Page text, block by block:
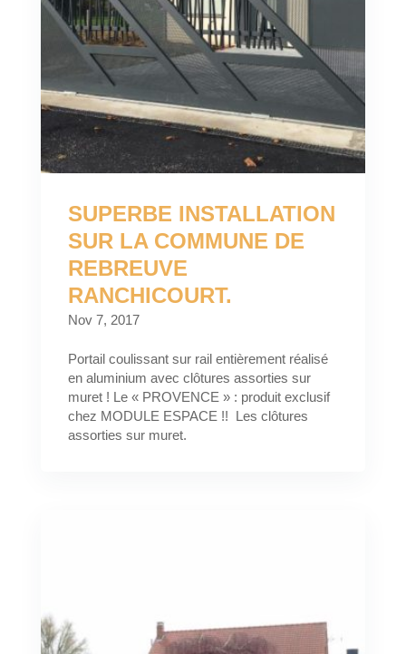
SUPERBE INSTALLATION
SUR LA COMMUNE DE
REBREUVE
RANCHICOURT.
Nov 7, 2017
Portail coulissant sur rail entièrement réalisé
en aluminium avec clôtures assorties sur
muret ! Le « PROVENCE » : produit exclusif
chez MODULE ESPACE !! Les clôtures
assorties sur muret.